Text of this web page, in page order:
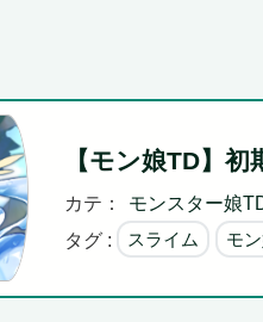
【モン娘TD】
カテ：
モンスター娘
タグ :
スライム モ